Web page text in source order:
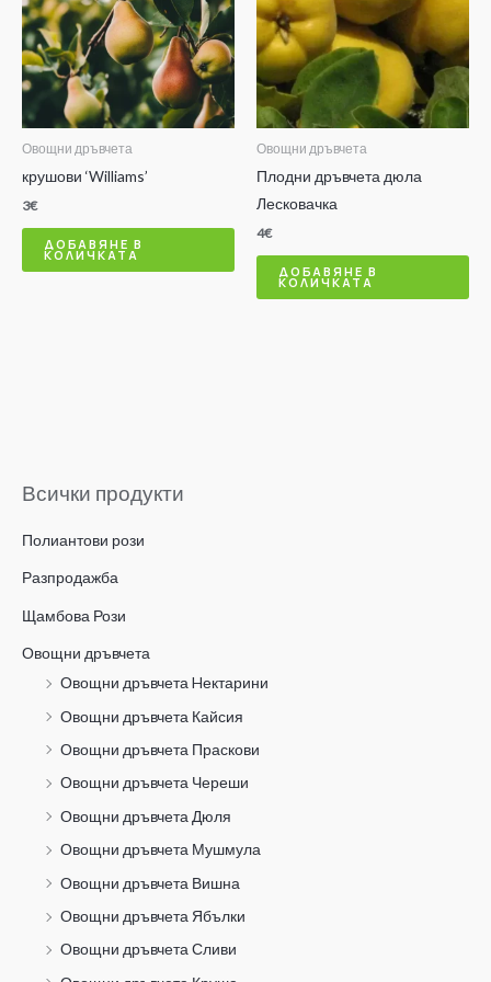
Всички продукти
Полиантови рози
Разпродажба
Щамбова Рози
Овощни дръвчета
Овощни дръвчета Hектарини
Овощни дръвчета Кайсия
Овощни дръвчета Праскови
Овощни дръвчета Череши
Овощни дръвчета Дюля
Овощни дръвчета Мушмула
Овощни дръвчета Вишна
Овощни дръвчета Ябълки
Овощни дръвчета Сливи
Овощни дръвчета
крушови ‘Williams’
3€
ДОБАВЯНЕ В
КОЛИЧКАТА
Овощни дръвчета
Плодни дръвчета дюла
Лесковачка
4€
ДОБАВЯНЕ В
КОЛИЧКАТА